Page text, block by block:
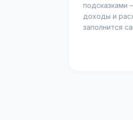
подсказками
доходы и
заполнится